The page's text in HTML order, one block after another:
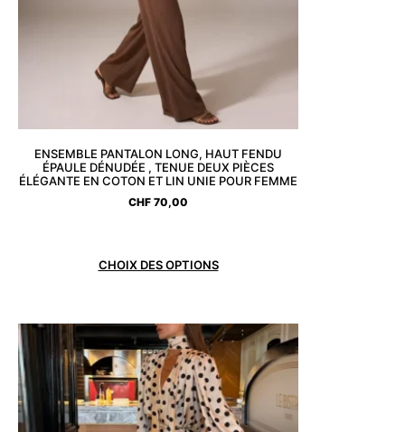
ENSEMBLE PANTALON LONG, HAUT FENDU
ÉPAULE DÉNUDÉE , TENUE DEUX PIÈCES
ÉLÉGANTE EN COTON ET LIN UNIE POUR FEMME
CHF 70,00
CHOIX DES OPTIONS